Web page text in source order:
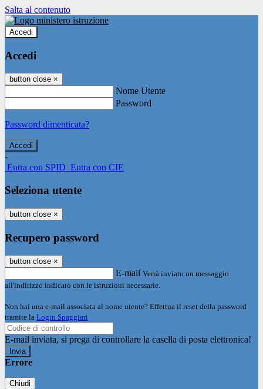
Salta al contenuto
Accedi
Accedi
button close ×
Nome Utente
Password
Password dimenticata?
-
Entra con SPID Entra con CIE
Seleziona utente
button close ×
Recupero password
button close ×
E-mail Verrà inviato un messaggio
all'indirizzo indicato con le istruzioni necessarie.
Non hai una e-mail associata al nome utente? Effettua il reset della password
tramite la Login Spaggiari
E-mail inviata, si prega di controllare la casella di posta elettronica!
Errore
Chiudi